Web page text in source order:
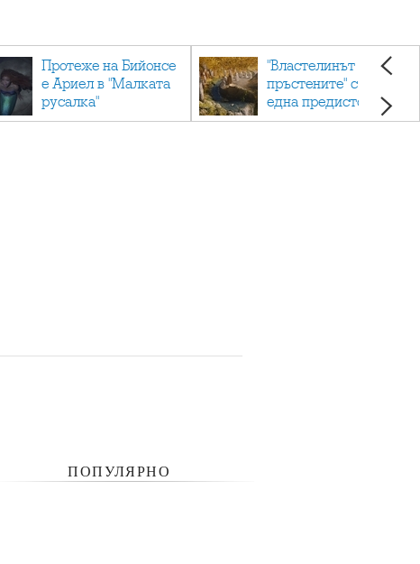
Протеже на Бийонсе
е Ариел в "Малката
русалка"
"Властелинът на
пръстените" с още
една предистория
ПОПУЛЯРНО